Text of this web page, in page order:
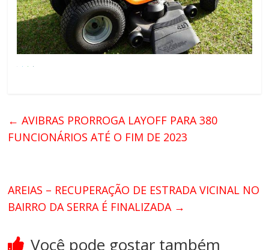
← AVIBRAS PRORROGA LAYOFF PARA 380
FUNCIONÁRIOS ATÉ O FIM DE 2023
AREIAS – RECUPERAÇÃO DE ESTRADA VICINAL NO
BAIRRO DA SERRA É FINALIZADA →
Você pode gostar também